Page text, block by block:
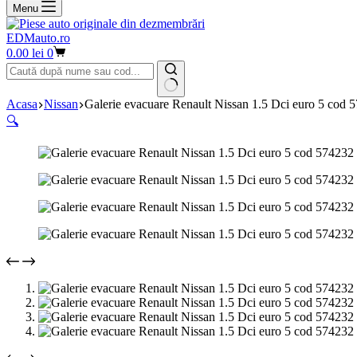
Menu
EDMauto.ro
Coș
de
cumpărături
0.00 lei 0
Niciun
rezultat
Acasa Nissan Galerie evacuare Renault Nissan 1.5 Dci euro 5 cod
🔍